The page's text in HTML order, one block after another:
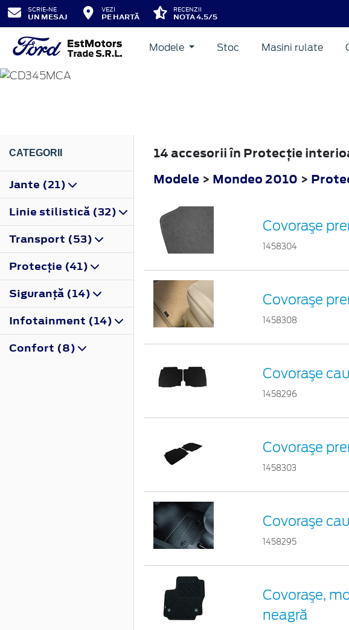
SCRIE-NE
UN MESAJ
VEZI
PE HARTĂ
RECENZII
NOTA 4.5/5
Modele Stoc Masini rulate
MONDEO
CATEGORII
Jante (21)
Linie stilistică (32)
Transport (53)
Protecţie (41)
Siguranţă (14)
Infotainment (14)
Confort (8)
14 accesorii în Protecţie
Modele > Mondeo 2010 >
Covoraşe
1458304
Covoraşe
1458308
Covoraşe
1458296
Covoraşe
1458303
Covoraşe
1458295
Covoraşe,
neagră